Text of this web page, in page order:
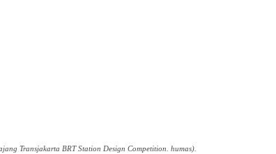
Transjakarta BRT Station Design Competition. humas).